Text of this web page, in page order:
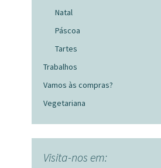
Natal
Páscoa
Tartes
Trabalhos
Vamos às compras?
Vegetariana
Visita-nos em: